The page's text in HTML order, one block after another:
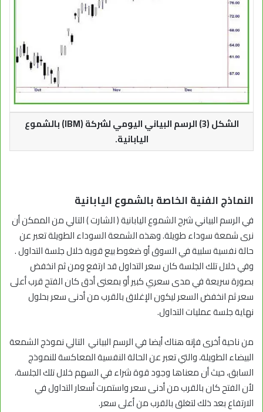
الشكل (3) الرسم البياني اليومي لشركة (IBM) بالشموع
اليابانية.
النماذج الفنية الخاصة بالشموع اليابانية
في الرسم البياني شرح الشموع اليابانية ( الشارت ) التالي من الممكن أن
نرى شمعة سوداء طويلة. وهذه الشمعة السوداء الطويلة تعبر عن
حالة نفسية سلبية في السوق أو ضغوط بيع قوية خلال جلسة التداول .
وفي خلال تلك الجلسة كان سعر التداول قد ارتفع ومن ثم انخفض
بصورة سريعة في مدى سعري كبير أو بمعنى أدق كان الفتح قرب أعلى
سعر ثم انخفض السعر ليكون الإغلاق بالقرب من أدنى سعر بحلول
نهاية جلسة عمليات التداول.
من ناحية أخرى فإنه هناك أيضا في الرسم البياني التالي نموذج الشمعة
البيضاء الطويلة، والتي تعبر عن الحالة النفسية المعاكسة للنموذج
السابق، حيث أن معناها وجود قوة شراء في السهم خلال تلك الجلسة،
لأن الفتح كان بالقرب من أدنى سعر واستمرت أسعار التداول في
الارتفاع بعد ذلك لتغلق بالقرب من أعلى سعر.